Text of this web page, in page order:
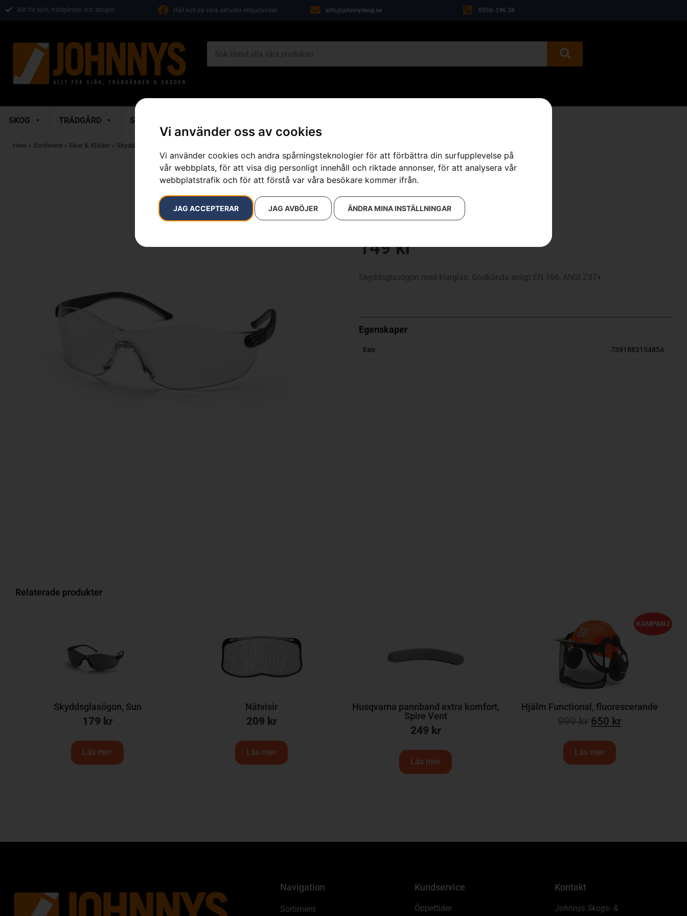
Vi använder oss av cookies
Vi använder cookies och andra spårningsteknologier för att förbättra din surfupplevelse på
vår webbplats, för att visa dig personligt innehåll och riktade annonser, för att analysera vår
webbplatstrafik och för att förstå var våra besökare kommer ifrån.
JAG ACCEPTERAR JAG AVBÖJER ÄNDRA MINA INSTÄLLNINGAR
Allt för sjön, trädgården och skogen Håll koll på våra aktuella erbjudanden info@johnnyskog.se 0550-196 38
SKOG TRÄDGÅRD SKOR & KLÄDER
Hem » Sortiment » Skor & Kläder » Skyddsglasögon & Visir
Skyddsglasögon, Clear
Artikelnummer: 544963801
,Skyddsglasögon & Visir
149kr
Skyddsglasögon med klarglas. Godkända enligt EN 166, ANSI Z87+
Egenskaper
Ean 7391883154854
Relaterade produkter
Skyddsglasögon, Sun
179 kr
Läs mer
Nätvisir
209 kr
Läs mer
Husqvarna pannband extra komfort,
Spire Vent
249 kr
Läs mer
KAMPANJ
Hjälm Functional, fluorescerande
999 kr 650 kr
Läs mer
Navigation
Sortiment
Kundservice
Öppettider
Kontakt
Johnnys Skogs- &